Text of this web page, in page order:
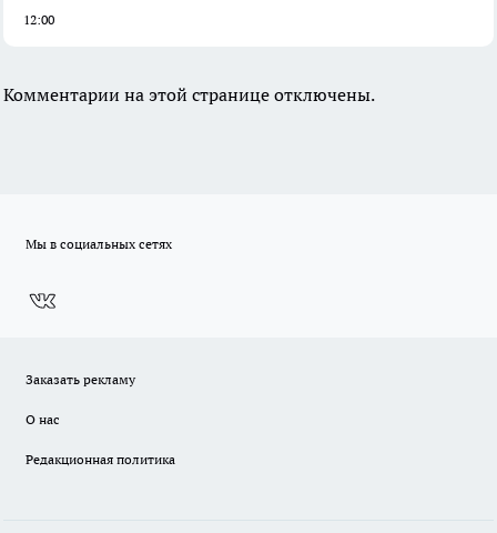
12:00
Комментарии на этой странице отключены.
Мы в социальных сетях
Заказать рекламу
О нас
Редакционная политика